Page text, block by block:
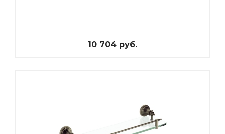
10 704 руб.